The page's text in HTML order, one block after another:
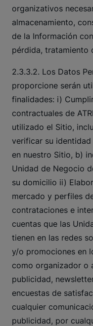
organizativos
almacenamiento,
de la Información
pérdida, tratamiento
2.3.3.2. Los Datos
proporcione serán
finalidades: i)
contractuales de
utilizado el Sitio,
verificar su
en nuestro Sitio, b)
Unidad de Negocio
su domicilio ii)
mercado y perfiles
contrataciones e
cuentas que las
tienen en las redes
y/o promociones en
como organizador o
publicidad,
encuestas de
cualquier
publicidad, por